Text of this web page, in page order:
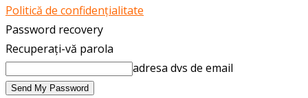
Politică de confidențialitate
Password recovery
Recuperați-vă parola
adresa dvs de email